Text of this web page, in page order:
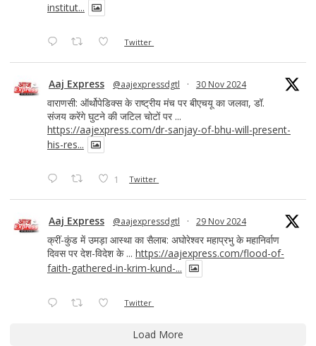
institut...
Twitter
Aaj Express @aajexpressdgtl · 30 Nov 2024
वाराणसी: ऑर्थोपेडिक्स के राष्ट्रीय मंच पर बीएचयू का जलवा, डॉ.
संजय करेंगे घुटने की जटिल चोटों पर ...
https://aajexpress.com/dr-sanjay-of-bhu-will-present-
his-res...
1 Twitter
Aaj Express @aajexpressdgtl · 29 Nov 2024
क्रीं-कुंड में उमड़ा आस्था का सैलाब: अघोरेश्वर महाप्रभु के महानिर्वाण
दिवस पर देश-विदेश के ... https://aajexpress.com/flood-of-
faith-gathered-in-krim-kund-...
Twitter
Load More